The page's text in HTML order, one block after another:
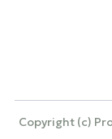
Copyright (c)